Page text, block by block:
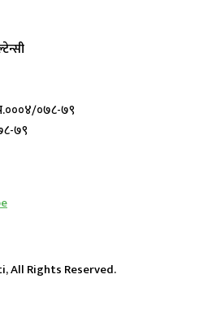
०७८-७९
७९
All Rights Reserved.